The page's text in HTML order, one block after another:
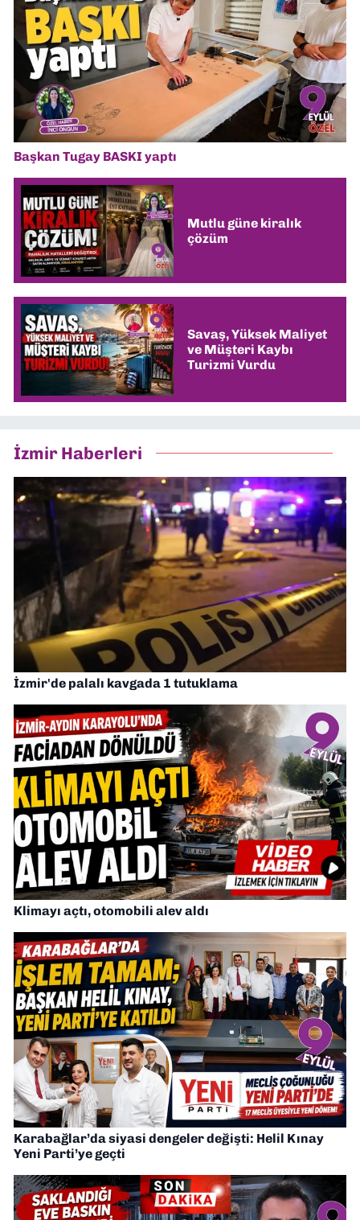
Başkan Tugay BASKI yaptı
Mutlu güne kiralık
çözüm
Savaş, Yüksek Maliyet
ve Müşteri Kaybı
Turizmi Vurdu
İzmir Haberleri
İzmir'de palalı kavgada 1 tutuklama
Klimayı açtı, otomobili alev aldı
Karabağlar’da siyasi dengeler değişti: Helil Kınay
Yeni Parti’ye geçti